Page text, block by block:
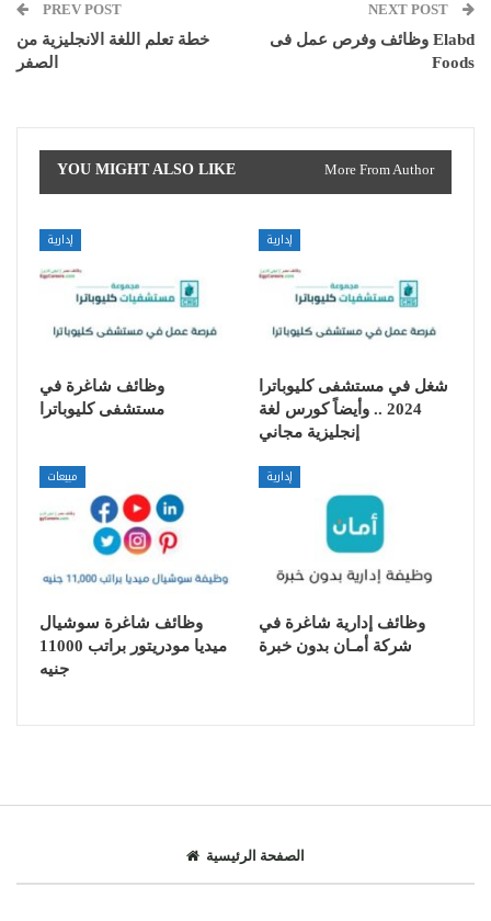
PREV POST
خطة تعلم اللغة الانجليزية من
الصفر
NEXT POST
وظائف وفرص عمل فى Elabd
Foods
YOU MIGHT ALSO LIKE More From Author
إدارية
وظائف شاغرة في
مستشفى كليوباترا
إدارية
شغل في مستشفى كليوباترا
2024 .. وأيضاً كورس لغة
إنجليزية مجاني
مبيعات
وظائف شاغرة سوشيال
ميديا مودريتور براتب 11000
جنيه
إدارية
وظائف إدارية شاغرة في
شركة أمـان بدون خبرة
الصفحة الرئيسية